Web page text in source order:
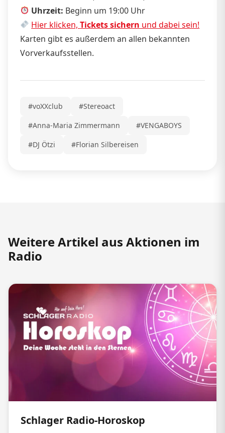
Uhrzeit: Beginn um 19:00 Uhr
Hier klicken,Tickets sichern und dabei sein!
Karten gibt es außerdem an allen bekannten
Vorverkaufsstellen.
#voXXclub
#Stereoact
#Anna-Maria Zimmermann
#VENGABOYS
#DJ Ötzi
#Florian Silbereisen
Weitere Artikel aus Aktionen im
Radio
Schlager Radio-Horoskop